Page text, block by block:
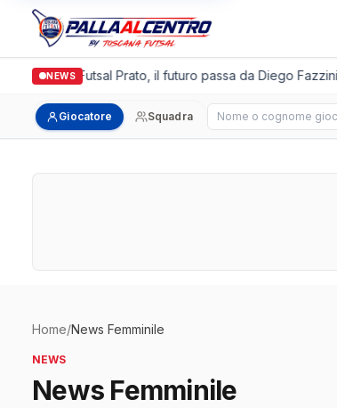
NEWS
Italgronda Futsal Prato, il futuro passa da Diego Fazzini•
Giocatore Squadra Cerca giocatore
Home/News Femminile
NEWS
News Femminile